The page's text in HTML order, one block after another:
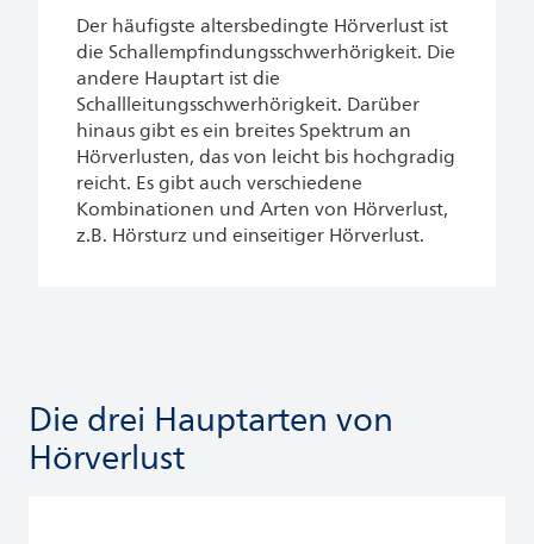
Der häufigste altersbedingte Hörverlust ist
die Schallempfindungsschwerhörigkeit. Die
andere Hauptart ist die
Schallleitungsschwerhörigkeit. Darüber
hinaus gibt es ein breites Spektrum an
Hörverlusten, das von leicht bis hochgradig
reicht. Es gibt auch verschiedene
Kombinationen und Arten von Hörverlust,
z.B. Hörsturz und einseitiger Hörverlust.
Die drei Hauptarten von
Hörverlust